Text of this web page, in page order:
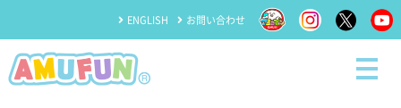
ENGLISH お問い合わせ